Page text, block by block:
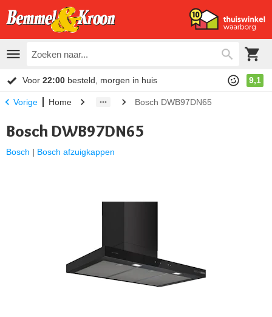
Voor 22:00 besteld, morgen in huis 9,1
Vorige Home Bosch DWB97DN65
Bosch DWB97DN65
Bosch | Bosch afzuigkappen